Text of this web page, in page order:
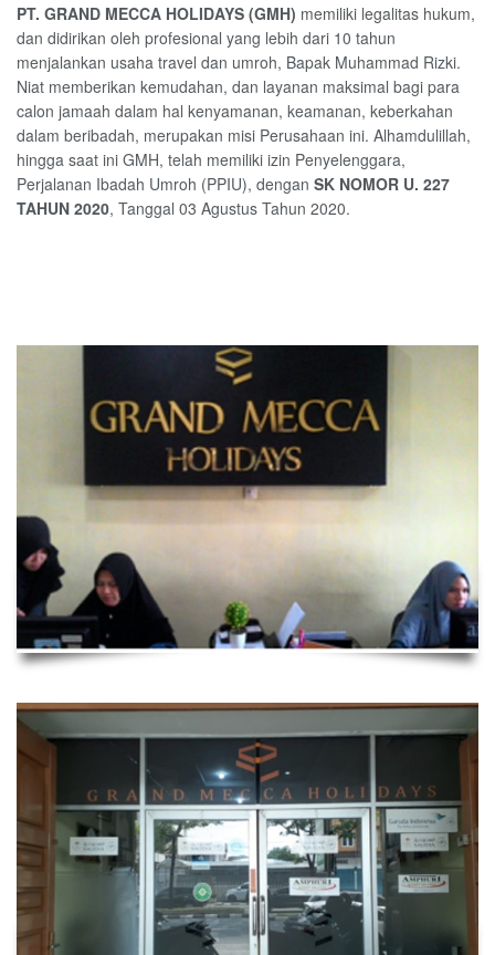
PT. GRAND MECCA HOLIDAYS (GMH) memiliki legalitas hukum,
dan didirikan oleh profesional yang lebih dari 10 tahun
menjalankan usaha travel dan umroh, Bapak Muhammad Rizki.
Niat memberikan kemudahan, dan layanan maksimal bagi para
calon jamaah dalam hal kenyamanan, keamanan, keberkahan
dalam beribadah, merupakan misi Perusahaan ini. Alhamdulillah,
hingga saat ini GMH, telah memiliki izin Penyelenggara,
Perjalanan Ibadah Umroh (PPIU), dengan SK NOMOR U. 227
TAHUN 2020, Tanggal 03 Agustus Tahun 2020.